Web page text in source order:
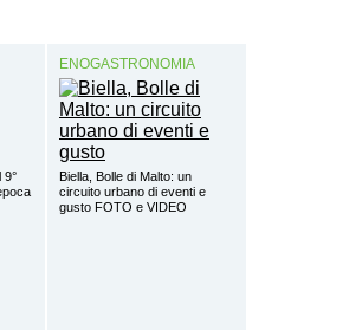
9°
ENOGASTRONOMIA
Biella, Bolle di Malto: un
circuito urbano di eventi e
gusto FOTO e VIDEO